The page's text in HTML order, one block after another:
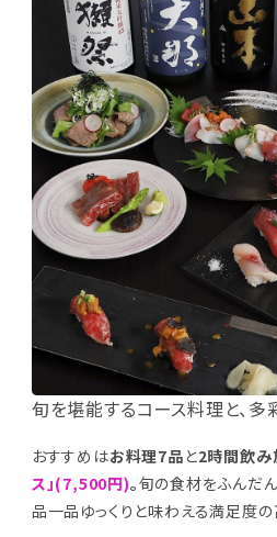
旬を堪能するコース料理と、多
おすすめはお料理7品 と2時間飲み
ス」(7,500円)。旬の食材をふんだ
品一品ゆっくりと味わえる満足度の